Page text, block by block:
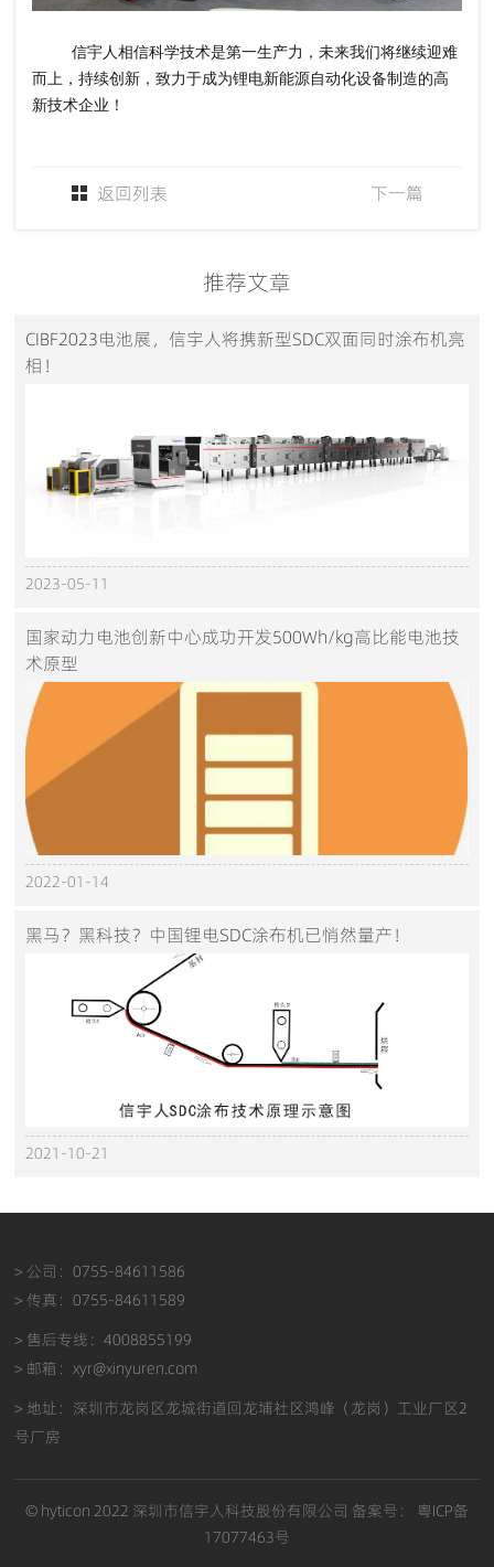
信宇人相信科学技术是第一生产力，未来我们将继续迎难
而上，持续创新，致力于成为锂电新能源自动化设备制造的高
新技术企业！
返回列表 下一篇
推荐文章
CIBF2023电池展，信宇人将携新型SDC双面同时涂布机亮
相！
2023-05-11
国家动力电池创新中心成功开发500Wh/kg高比能电池技
术原型
2022-01-14
黑马？黑科技？中国锂电SDC涂布机已悄然量产！
2021-10-21
> 公司：0755-84611586
> 传真：0755-84611589
> 售后专线：4008855199
> 邮箱：xyr@xinyuren.com
> 地址：深圳市龙岗区龙城街道回龙埔社区鸿峰（龙岗）工业厂区2
号厂房
© hyticon 2022 深圳市信宇人科技股份有限公司 备案号： 粤ICP备
17077463号